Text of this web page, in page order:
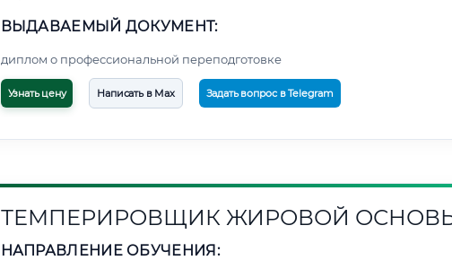
ВЫДАВАЕМЫЙ ДОКУМЕНТ:
диплом о профессиональной переподготовке
Узнать цену Написать в Max Задать вопрос в Telegram
ТЕМПЕРИРОВЩИК ЖИРОВОЙ
НАПРАВЛЕНИЕ ОБУЧЕНИЯ: